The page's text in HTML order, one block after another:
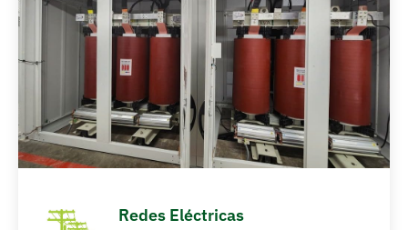
Redes Eléctricas